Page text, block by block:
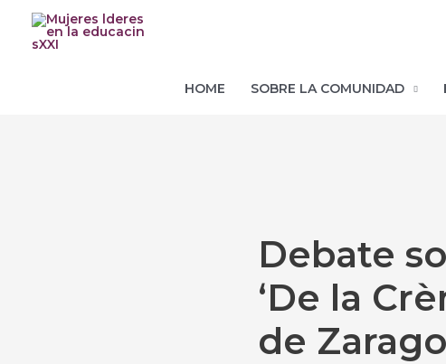
HOME
SOBRE LA COMUNIDAD
Debate
‘De la
de